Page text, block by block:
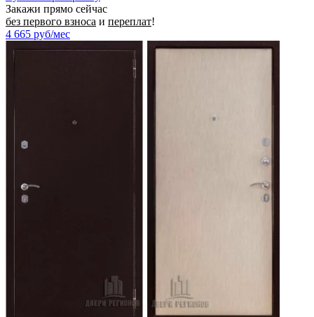
Закажи прямо сейчас
без первого взноса и переплат!
4 665 руб/мес